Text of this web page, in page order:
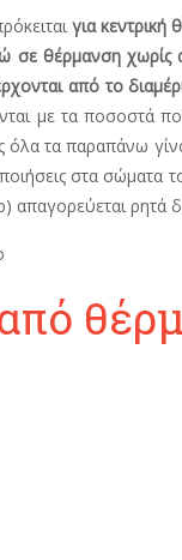
για
σε θέρμανση
από το
με τα ποσοστά
όλα τα παραπάνω
στα σώματα
απαγορεύεται ρητά